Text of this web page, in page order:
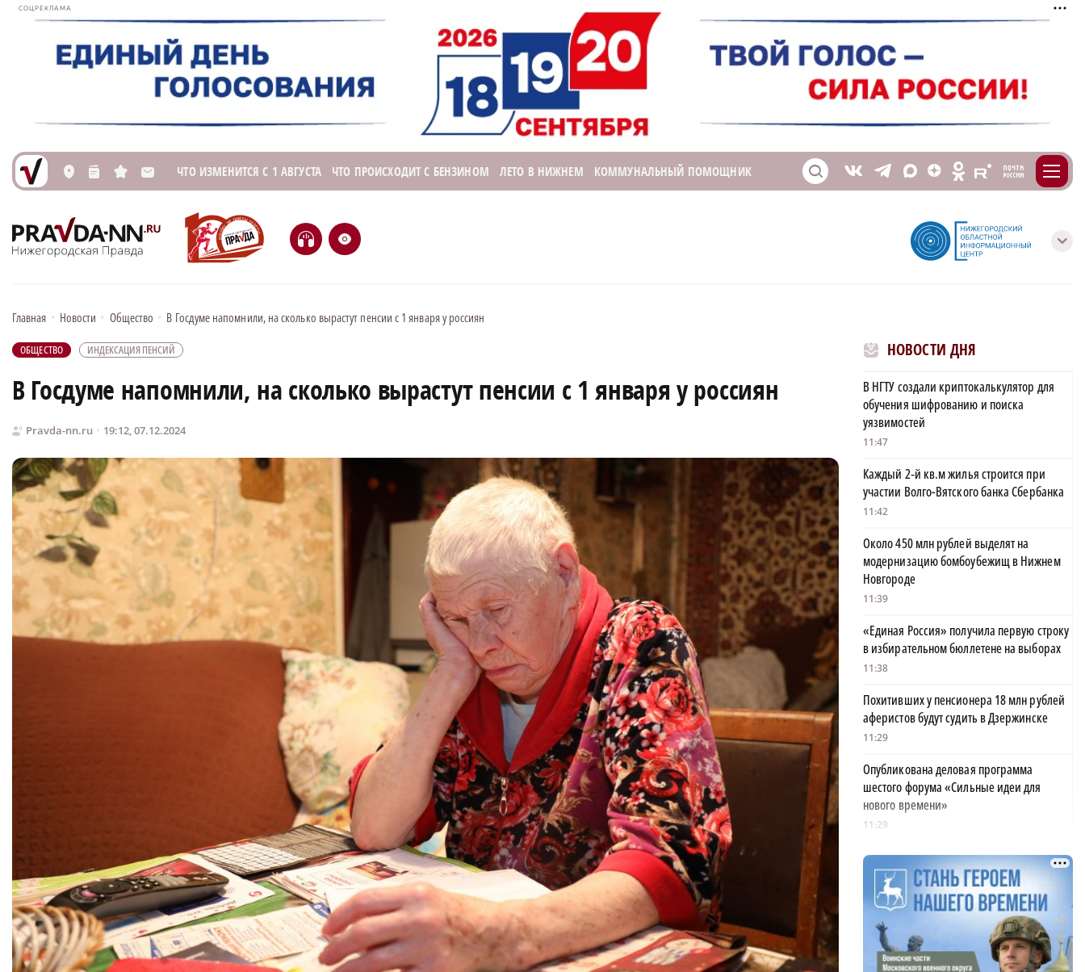
СОЦРЕКЛАМА
L n s M ЧТО ИЗМЕНИТСЯ С 1 АВГУСТА ЧТО ПРОИСХОДИТ С БЕНЗИНОМ ЛЕТО В НИЖНЕМ КОММУНАЛЬНЫЙ ПОМОЩНИК S V T X Z O E m
H e с
Главная • Новости • Общество • В Госдуме напомнили, на сколько вырастут пенсии с 1 января у россиян
ОБЩЕСТВО ИНДЕКСАЦИЯ ПЕНСИЙ
В Госдуме напомнили, на сколько вырастут пенсии с 1 января у россиян
Pravda-nn.ru 19:12, 07.12.2024
НОВОСТИ ДНЯ
В НГТУ создали криптокалькулятор для
обучения шифрованию и поиска
уязвимостей
11:47
Каждый 2‑й кв.м жилья строится при
участии Волго-Вятского банка Сбербанка
11:42
Около 450 млн рублей выделят на
модернизацию бомбоубежищ в Нижнем
Новгороде
11:39
«Единая Россия» получила первую строку
в избирательном бюллетене на выборах
11:38
Похитивших у пенсионера 18 млн рублей
аферистов будут судить в Дзержинске
11:29
Опубликована деловая программа
шестого форума «Сильные идеи для
нового времени»
11:29
В Нижнем Новгороде назвали профессии
с самой жесткой конкуренцией
11:20
Автомобиль конфисковали у нижегородца
после «пьяного» ДТП с автобусом
11:12